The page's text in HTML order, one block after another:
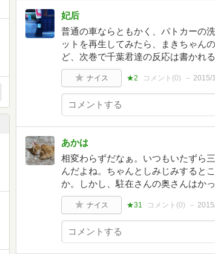
妃后
普通の車ならともかく、パトカーの
ットを再生してみたら、まきちゃん
ど、次巻で千葉君達の反応は書かれ
ナイス ★2 コメント(0) 2015/
あかは
相変わらずだなぁ。いつもいたずら
んだよね。ちゃんとしみじみすると
か。しかし、駐在さんの奥さんはか
ナイス ★31 コメント(0)